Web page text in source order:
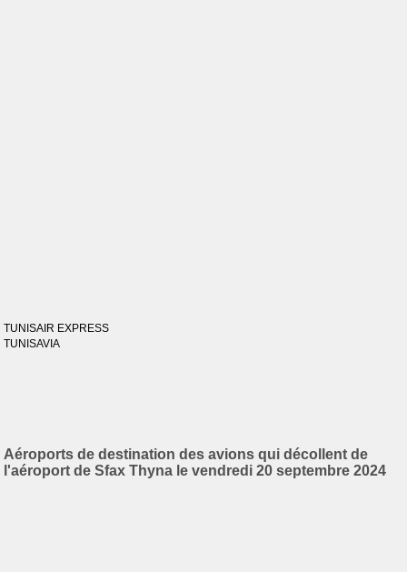
TUNISAIR EXPRESS
TUNISAVIA
Aéroports de destination des avions qui décollent de
l'aéroport de Sfax Thyna le vendredi 20 septembre 2024